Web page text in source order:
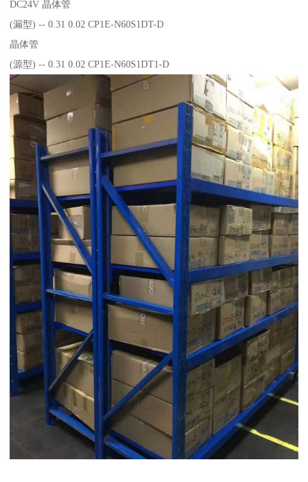
DC24V 晶体管
(漏型) -- 0.31 0.02 CP1E-N60S1DT-D
晶体管
(源型) -- 0.31 0.02 CP1E-N60S1DT1-D